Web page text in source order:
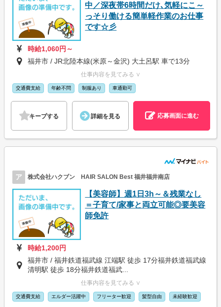
中／深夜帯6時間だけ､気軽にこ～
っそり働ける簡単軽作業のお仕事
です☆彡
時給1,060円～
福井市 / JR北陸本線(米原～金沢) 大土呂駅 車で13分
仕事内容を見てみる ∨
交通費支給 年齢不問 制服あり 車通勤可
キープする 詳細を見る 応募画面に進む
ア 株式会社ハクブン HAIR SALON Best 福井福井南店
【美容師】週1日3h～＆残業なし
＝子育て/家事と両立可能◎要美容
師免許
時給1,200円
福井市 / 福井鉄道福武線 江端駅 徒歩 17分福井鉄道福武線
清明駅 徒歩 18分福井鉄道福武...
仕事内容を見てみる ∨
交通費支給 エルダー活躍中 フリーター歓迎 髪型自由 未経験歓迎